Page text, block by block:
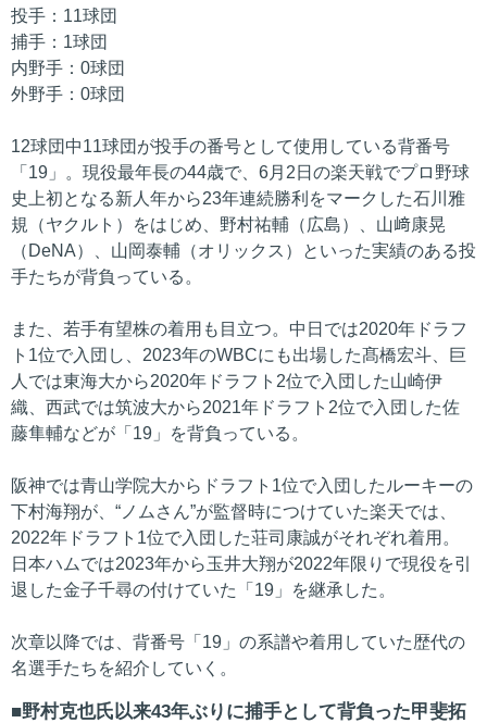
投手：11球団
捕手：1球団
内野手：0球団
外野手：0球団
12球団中11球団が投手の番号として使用している背番号
「19」。現役最年長の44歳で、6月2日の楽天戦でプロ野球
史上初となる新人年から23年連続勝利をマークした石川雅
規（ヤクルト）をはじめ、野村祐輔（広島）、山﨑康晃
（DeNA）、山岡泰輔（オリックス）といった実績のある投
手たちが背負っている。
また、若手有望株の着用も目立つ。中日では2020年ドラフ
ト1位で入団し、2023年のWBCにも出場した髙橋宏斗、巨
人では東海大から2020年ドラフト2位で入団した山崎伊
織、西武では筑波大から2021年ドラフト2位で入団した佐
藤隼輔などが「19」を背負っている。
阪神では青山学院大からドラフト1位で入団したルーキーの
下村海翔が、“ノムさん”が監督時につけていた楽天では、
2022年ドラフト1位で入団した荘司康誠がそれぞれ着用。
日本ハムでは2023年から玉井大翔が2022年限りで現役を引
退した金子千尋の付けていた「19」を継承した。
次章以降では、背番号「19」の系譜や着用していた歴代の
名選手たちを紹介していく。
野村克也氏以来43年ぶりに捕手として背負った甲斐拓